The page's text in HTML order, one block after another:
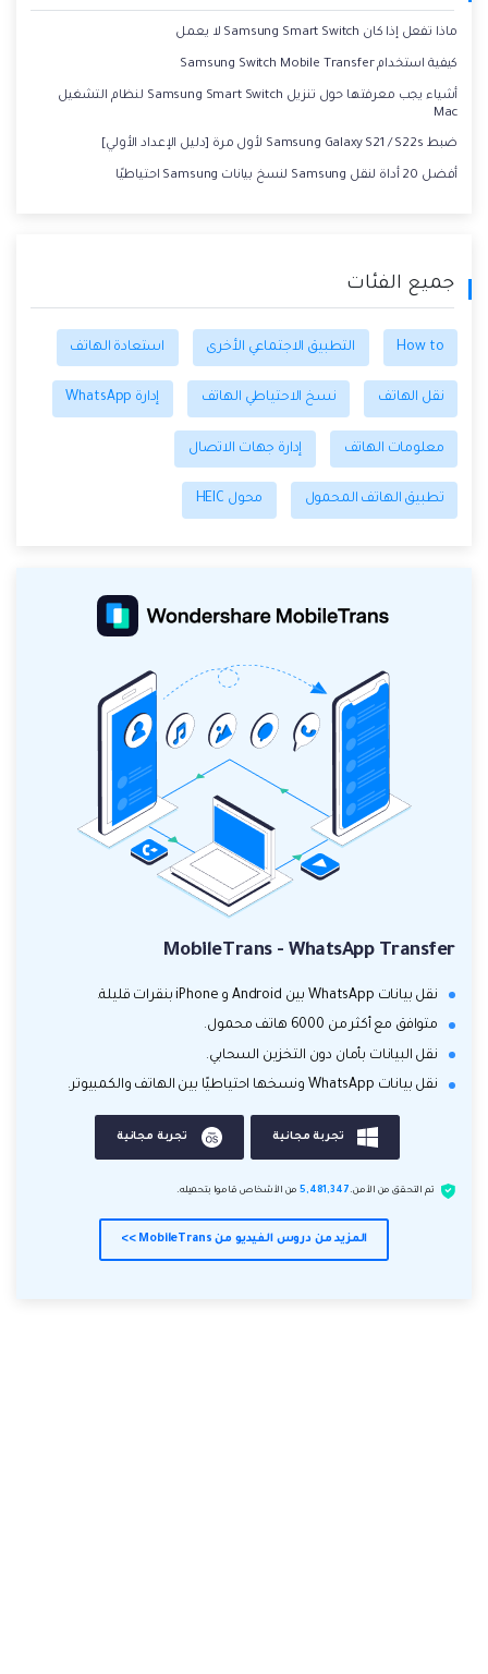
ماذا تفعل إذا كان Samsung Smart Switch لا يعمل
كيفية استخدام Samsung Switch Mobile Transfer
أشياء يجب معرفتها حول تنزيل Samsung Smart Switch لنظام التشغيل
Mac
ضبط Samsung Galaxy S21 / S22s لأول مرة [دليل الإعداد الأولي]
أفضل 20 أداة لنقل Samsung لنسخ بيانات Samsung احتياطيًا
جميع الفئات
How to التطبيق الاجتماعي الأخرى استعادة الهاتف
نقل الهاتف نسخ الاحتياطي الهاتف إدارة WhatsApp
معلومات الهاتف إدارة جهات الاتصال
تطبيق الهاتف المحمول محول HEIC
MobileTrans - WhatsApp Transfer
نقل بيانات WhatsApp بين Android و iPhone بنقرات قليلة.
متوافق مع أكثر من 6000 هاتف محمول.
نقل البيانات بأمان دون التخزين السحابي.
نقل بيانات WhatsApp ونسخها احتياطيًا بين الهاتف والكمبيوتر.
تجربة مجانية تجربة مجانية
تم التحقق من الأمن.5,481,347 من الأشخاص قاموا بتحميله.
المزيد من دروس الفيديو من MobileTrans >>